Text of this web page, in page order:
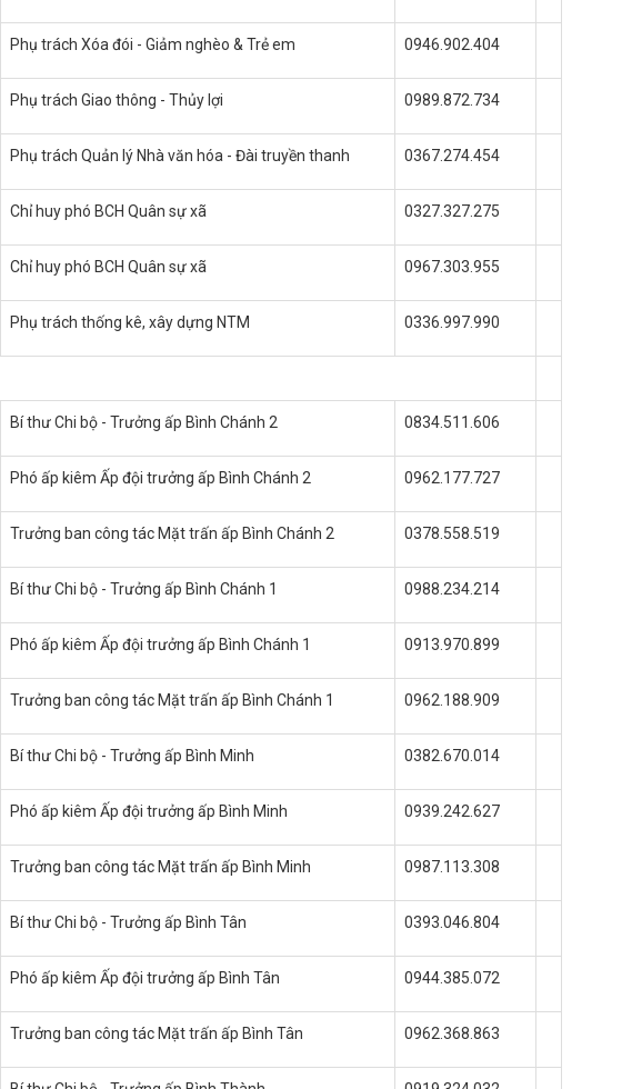
Phụ trách Xóa đói - Giảm nghèo & Trẻ em 0946.902.404
Phụ trách Giao thông - Thủy lợi 0989.872.734
Phụ trách Quản lý Nhà văn hóa - Đài truyền thanh 0367.274.454
Chỉ huy phó BCH Quân sự xã 0327.327.275
Chỉ huy phó BCH Quân sự xã 0967.303.955
Phụ trách thống kê, xây dựng NTM 0336.997.990
Bí thư Chi bộ - Trưởng ấp Bình Chánh 2 0834.511.606
Phó ấp kiêm Ấp đội trưởng ấp Bình Chánh 2 0962.177.727
Trưởng ban công tác Mặt trấn ấp Bình Chánh 2 0378.558.519
Bí thư Chi bộ - Trưởng ấp Bình Chánh 1 0988.234.214
Phó ấp kiêm Ấp đội trưởng ấp Bình Chánh 1 0913.970.899
Trưởng ban công tác Mặt trấn ấp Bình Chánh 1 0962.188.909
Bí thư Chi bộ - Trưởng ấp Bình Minh 0382.670.014
Phó ấp kiêm Ấp đội trưởng ấp Bình Minh 0939.242.627
Trưởng ban công tác Mặt trấn ấp Bình Minh 0987.113.308
Bí thư Chi bộ - Trưởng ấp Bình Tân 0393.046.804
Phó ấp kiêm Ấp đội trưởng ấp Bình Tân 0944.385.072
Trưởng ban công tác Mặt trấn ấp Bình Tân 0962.368.863